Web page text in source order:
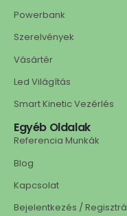
Powerbank
Szerelvények
Vásártér
Led Világítás
Smart Kinetic Vezérlés
Egyéb Oldalak
Referencia Munkák
Blog
Kapcsolat
Bejelentkezés /